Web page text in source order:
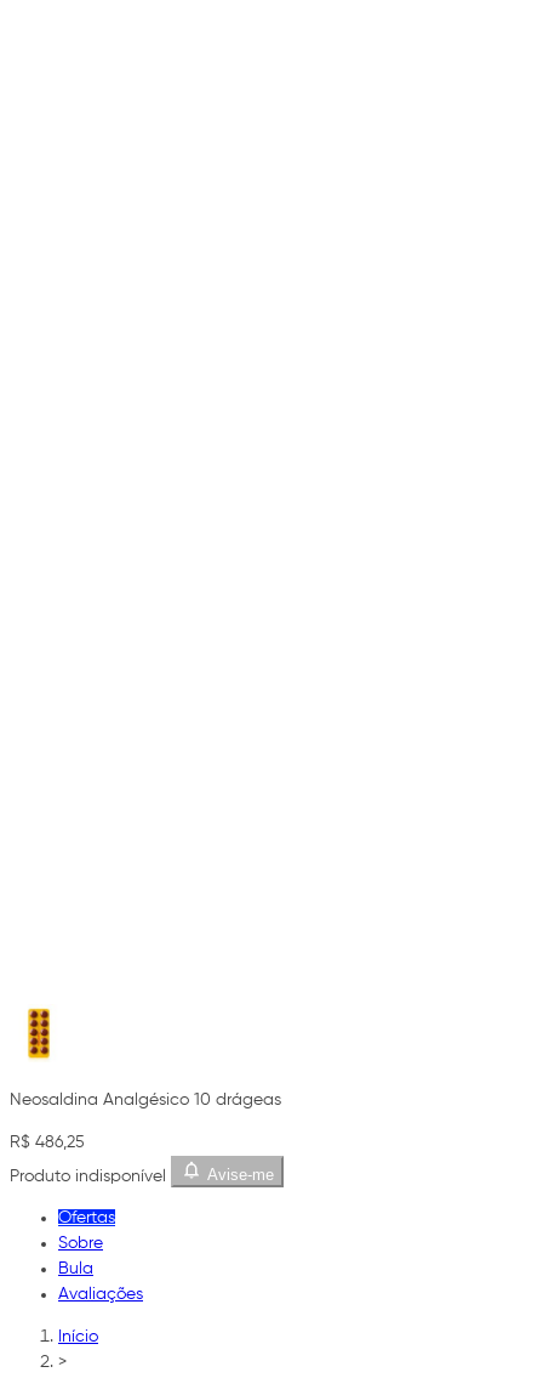
Neosaldina Analgésico 10 drágeas
R$ 486,25
Produto indisponível
Avise-me
Ofertas
Sobre
Bula
Avaliações
Início
>